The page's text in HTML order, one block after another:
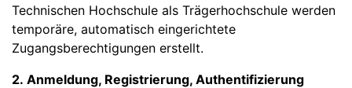
Technischen Hochschule als Trägerhochschule werden
temporäre, automatisch eingerichtete
Zugangsberechtigungen erstellt.
2. Anmeldung, Registrierung, Authentifizierung